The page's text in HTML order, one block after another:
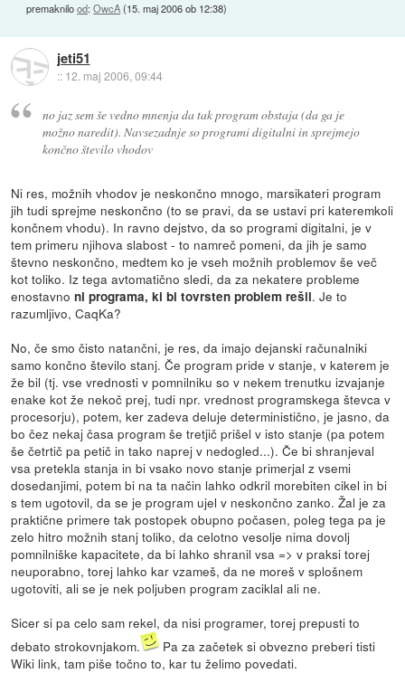
premaknilood:OwcA(15. maj 2006 ob 12:38)
jeti51
:: 12. maj 2006, 09:44
no jaz sem še vedno mnenja da tak program obstaja (da ga je
možno naredit). Navsezadnje so programi digitalni in sprejmejo
končno število vhodov
Ni res, možnih vhodov je neskončno mnogo, marsikateri program
jih tudi sprejme neskončno (to se pravi, da se ustavi pri kateremkoli
končnem vhodu). In ravno dejstvo, da so programi digitalni, je v
tem primeru njihova slabost - to namreč pomeni, da jih je samo
števno neskončno, medtem ko je vseh možnih problemov še več
kot toliko. Iz tega avtomatično sledi, da za nekatere probleme
enostavnoni programa, ki bi tovrsten problem rešil. Je to
razumljivo, CaqKa?
No, če smo čisto natančni, je res, da imajo dejanski računalniki
samo končno število stanj. Če program pride v stanje, v katerem je
že bil (tj. vse vrednosti v pomnilniku so v nekem trenutku izvajanje
enake kot že nekoč prej, tudi npr. vrednost programskega števca v
procesorju), potem, ker zadeva deluje deterministično, je jasno, da
bo čez nekaj časa program še tretjič prišel v isto stanje (pa potem
še četrtič pa petič in tako naprej v nedogled...). Če bi shranjeval
vsa pretekla stanja in bi vsako novo stanje primerjal z vsemi
dosedanjimi, potem bi na ta način lahko odkril morebiten cikel in bi
s tem ugotovil, da se je program ujel v neskončno zanko. Žal je za
praktične primere tak postopek obupno počasen, poleg tega pa je
zelo hitro možnih stanj toliko, da celotno vesolje nima dovolj
pomnilniške kapacitete, da bi lahko shranil vsa => v praksi torej
neuporabno, torej lahko kar vzameš, da ne moreš v splošnem
ugotoviti, ali se je nek poljuben program zaciklal ali ne.
Sicer si pa celo sam rekel, da nisi programer, torej prepusti to
debato strokovnjakom.
Pa za začetek si obvezno preberi tisti
Wiki link, tam piše točno to, kar tu želimo povedati.